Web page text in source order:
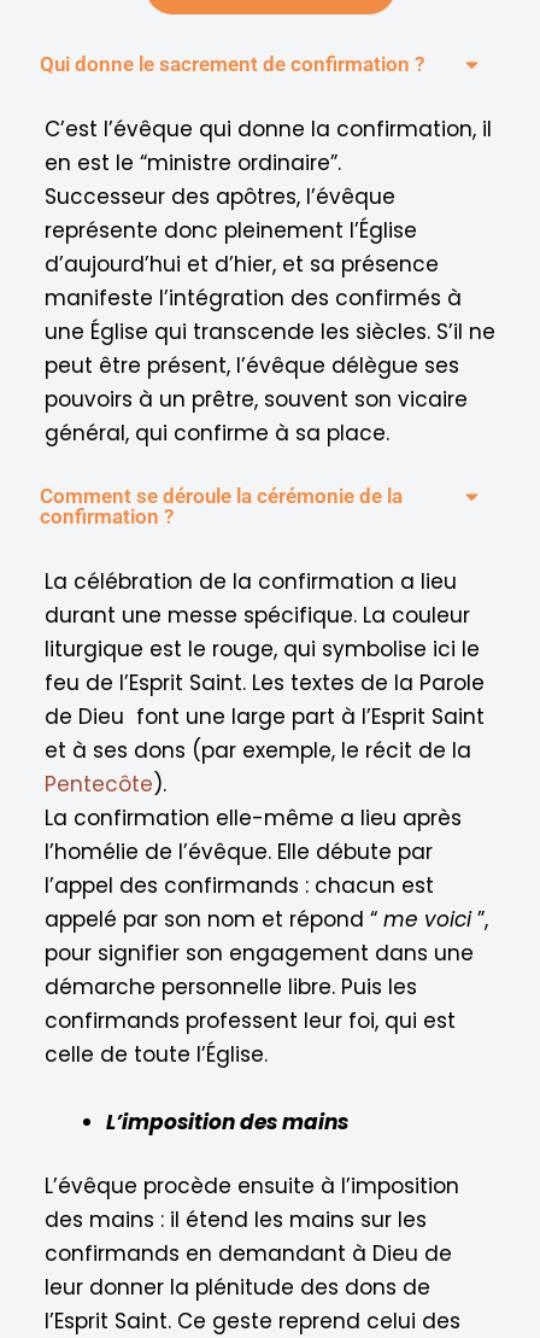
Qui donne le sacrement de confirmation ?
C’est l’évêque qui donne la confirmation, il
en est le “ministre ordinaire”.
Successeur des apôtres, l’évêque
représente donc pleinement l’Église
d’aujourd’hui et d’hier, et sa présence
manifeste l’intégration des confirmés à
une Église qui transcende les siècles. S’il ne
peut être présent, l’évêque délègue ses
pouvoirs à un prêtre, souvent son vicaire
général, qui confirme à sa place.
Comment se déroule la cérémonie de la
confirmation ?
La célébration de la confirmation a lieu
durant une messe spécifique. La couleur
liturgique est le rouge, qui symbolise ici le
feu de l’Esprit Saint. Les textes de la Parole
de Dieu font une large part à l’Esprit Saint
et à ses dons (par exemple, le récit de la
Pentecôte).
La confirmation elle-même a lieu après
l’homélie de l’évêque. Elle débute par
l’appel des confirmands : chacun est
appelé par son nom et répond “ me voici”,
pour signifier son engagement dans une
démarche personnelle libre. Puis les
confirmands professent leur foi, qui est
celle de toute l’Église.
L’imposition des mains
L’évêque procède ensuite à l’imposition
des mains : il étend les mains sur les
confirmands en demandant à Dieu de
leur donner la plénitude des dons de
l’Esprit Saint. Ce geste reprend celui des